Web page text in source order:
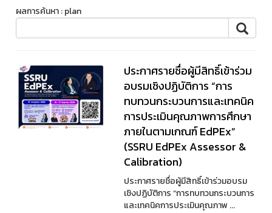
ผลการค้นหา : plan
ประกาศรายชื่อผู้มีสิทธิ์เข้าร่วม
อบรมเชิงปฏิบัติการ “การ
ทบทวนกระบวนการและเทคนิค
การประเมินคุณภาพการศึกษา
ภายในตามเกณฑ์ EdPEx”
(SSRU EdPEx Assessor &
Calibration)
ประกาศรายชื่อผู้มีสิทธิ์เข้าร่วมอบรม
เชิงปฏิบัติการ “การทบทวนกระบวนการ
และเทคนิคการประเมินคุณภาพ ...